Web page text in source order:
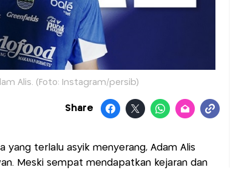
Alis. (Foto: Instagram/persib)
Share
yang terlalu asyik menyerang, Adam Alis
Meski sempat mendapatkan kejaran dan